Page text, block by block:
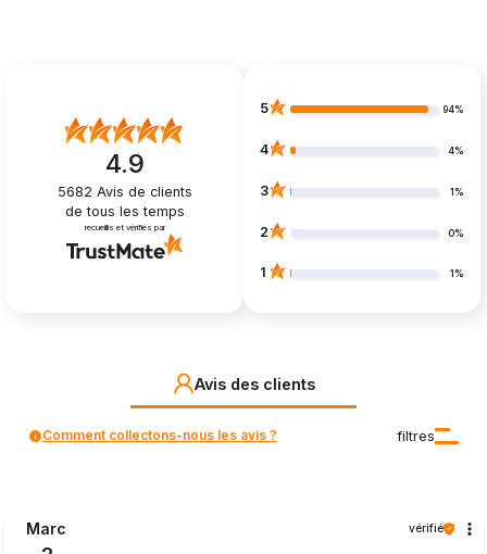
4.9
5682 Avis de clients
de tous les temps
recueillis et vérifiés par
5 94%
4 4%
3 1%
2 0%
1 1%
Avis des clients
filtres
Comment collectons-nous les avis ?
Marc vérifié